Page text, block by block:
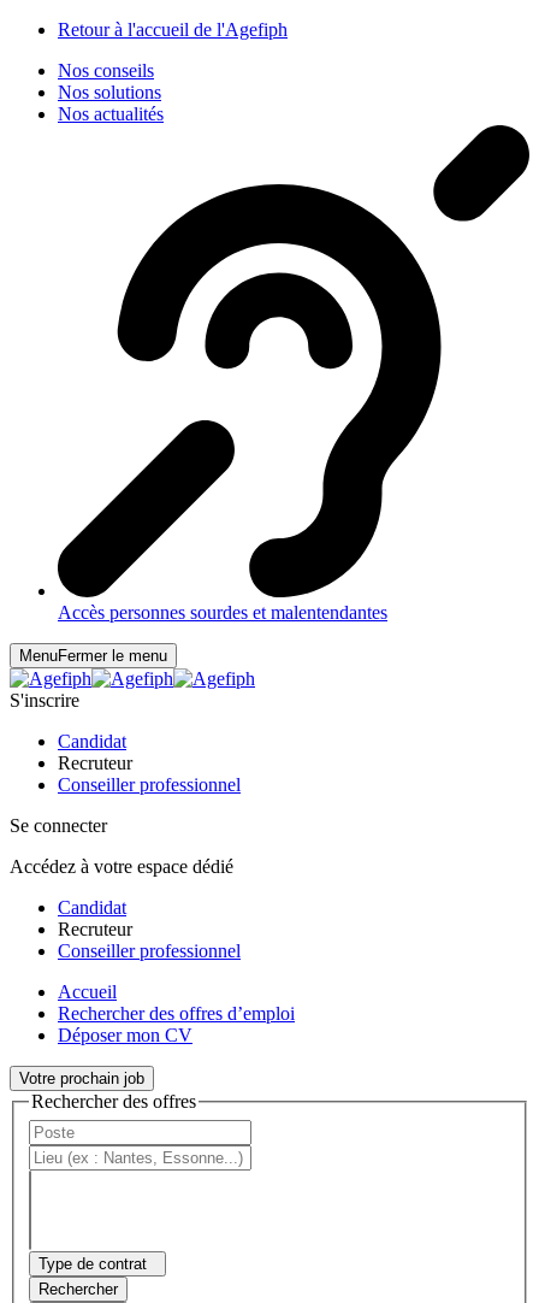
Retour à l'accueil de l'Agefiph
Nos conseils
Nos solutions
Nos actualités
Accès personnes sourdes et malentendantes
MenuFermer le menu
S'inscrire
Candidat
Recruteur
Conseiller professionnel
Se connecter
Accédez à votre espace dédié
Candidat
Recruteur
Conseiller professionnel
Accueil
Rechercher des offres d’emploi
Déposer mon CV
Votre prochain job
Rechercher des offres
Type de contrat
Rechercher